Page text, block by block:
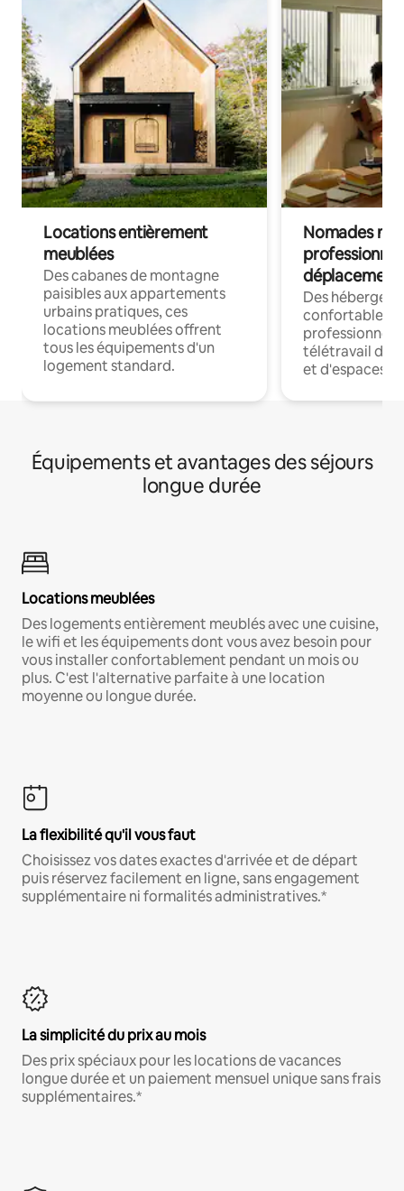
Locations entièrement
meublées
Des cabanes de montagne
paisibles aux appartements
urbains pratiques, ces
locations meublées offrent
tous les équipements d'un
logement standard.
Nomades
déplacement
Des
confortables
professionnels
télétravail
et d'espaces
Équipements et avantages des séjours
longue durée
Locations meublées
Des logements entièrement meublés avec une cuisine,
le wifi et les équipements dont vous avez besoin pour
vous installer confortablement pendant un mois ou
plus. C'est l'alternative parfaite à une location
moyenne ou longue durée.
La flexibilité qu'il vous faut
Choisissez vos dates exactes d'arrivée et de départ
puis réservez facilement en ligne, sans engagement
supplémentaire ni formalités administratives.*
La simplicité du prix au mois
Des prix spéciaux pour les locations de vacances
longue durée et un paiement mensuel unique sans frais
supplémentaires.*